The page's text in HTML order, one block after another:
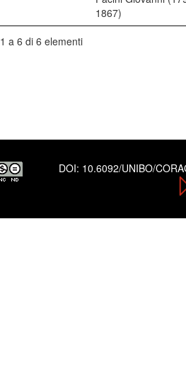
1867)
a 6 di 6 elementi
DOI: 10.6092/UNIBO/